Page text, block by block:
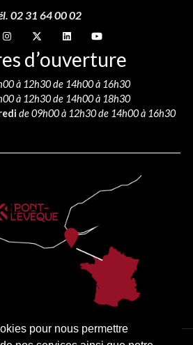
pour nous permettre
02 31 64 00 02
nous sur
Suivez-nous sur
Suivez-nous sur
Suivez-nous sur
Suivez-nous sur
d’ouverture
à 12h30 de 14h00 à 16h30
à 12h30 de 14h00 à 18h30
de 09h00 à 12h30 de 14h00 à 16h30